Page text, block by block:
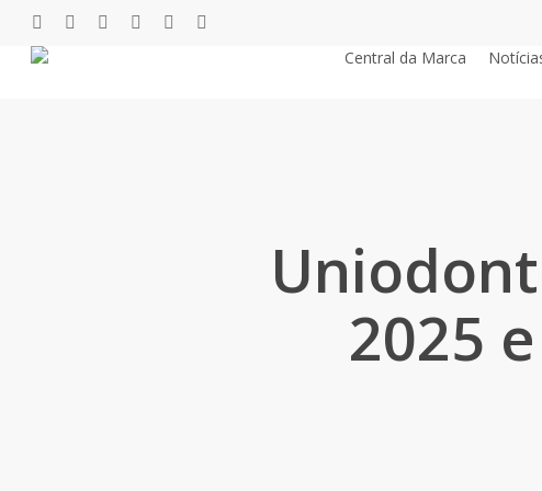
Pular
Central da Marca
2025